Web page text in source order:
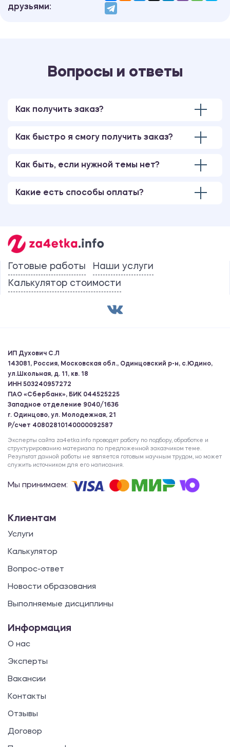
друзьями:
Вопросы и ответы
Как получить заказ?
Как быстро я смогу получить заказ?
Как быть, если нужной темы нет?
Какие есть способы оплаты?
Готовые работы
Наши услуги
Калькулятор стоимости
ИП Духович С.Л
143081, Россия, Московская обл., Одинцовский р-н, с.Юдино,
ул.Школьная, д. 11, кв. 18
ИНН 503240957272
ПАО «Сбербанк», БИК 044525225
Западное отделение 9040/1636
г. Одинцово, ул. Молодежная, 21
Р/счет 40802810140000092587
Эксперты сайта za4etka.info проводят работу по подбору, обработке и
структурированию материала по предложенной заказчиком теме.
Результат данной работы не является готовым научным трудом, но может
служить источником для его написания.
Мы принимаем:
Клиентам
Услуги
Калькулятор
Вопрос-ответ
Новости образования
Выполняемые дисциплины
Информация
О нас
Эксперты
Вакансии
Контакты
Отзывы
Договор